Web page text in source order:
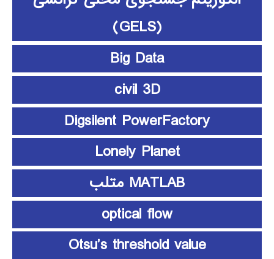
(GELS)
Big Data
civil 3D
Digsilent PowerFactory
Lonely Planet
MATLAB متلب
optical flow
Otsu’s threshold value